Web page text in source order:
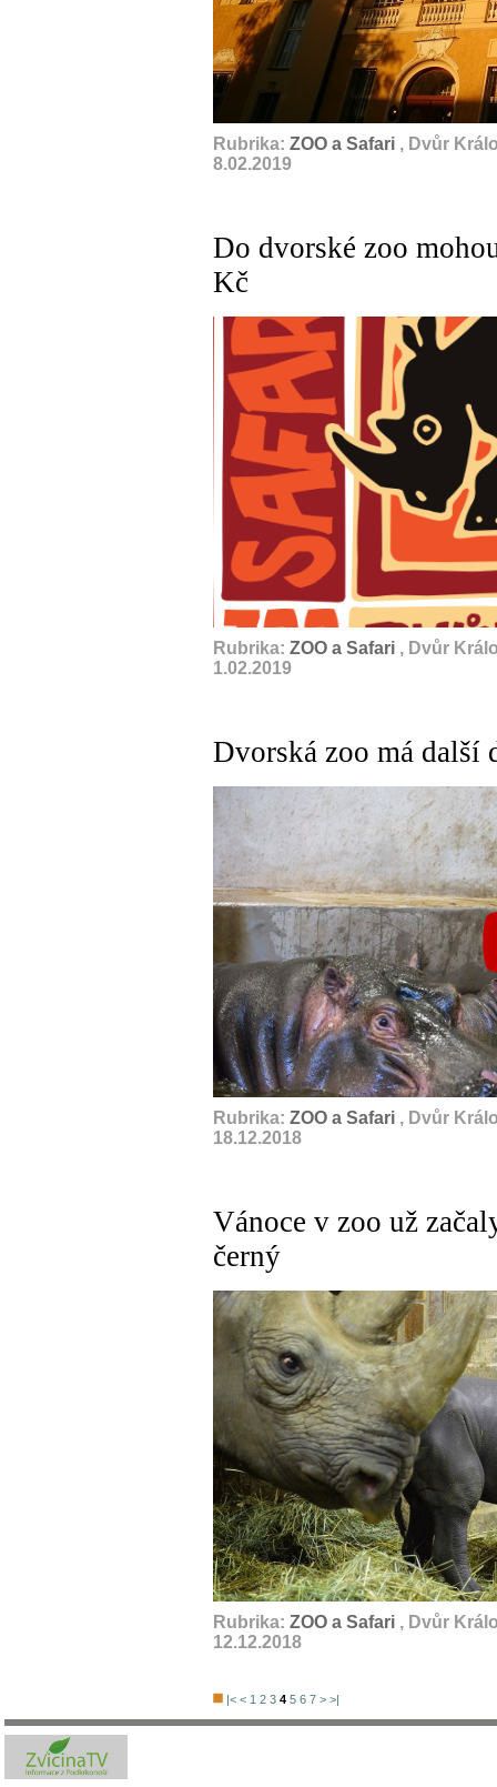
Rubrika: ZOO a Safari , Dvůr
8.02.2019
Do dvorské zoo
Kč
Rubrika: ZOO a Safari , Dvůr
1.02.2019
Dvorská zoo má další
Rubrika: ZOO a Safari , Dvůr
18.12.2018
Vánoce v zoo už
černý
Rubrika: ZOO a Safari , Dvůr
12.12.2018
|< < 1 2 3 4 5 6 7 > >|